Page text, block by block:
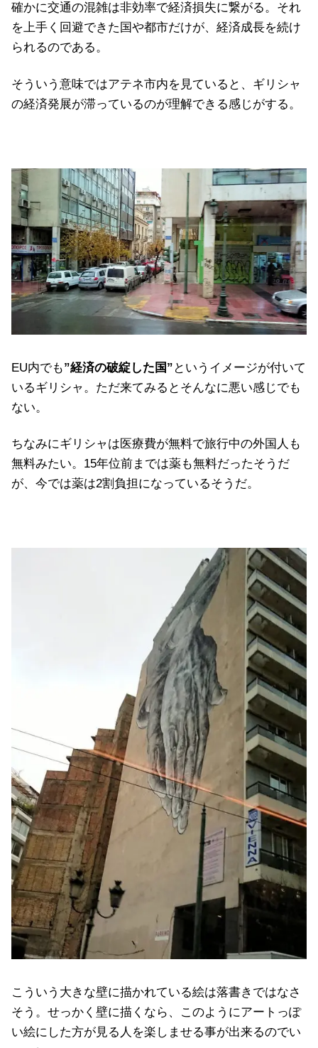
確かに交通の混雑は非効率で経済損失に繋がる。それ
を上手く回避できた国や都市だけが、経済成長を続け
られるのである。
そういう意味ではアテネ市内を見ていると、ギリシャ
の経済発展が滞っているのが理解できる感じがする。
EU内でも”経済の破綻した国” というイメージが付いて
いるギリシャ。ただ来てみるとそんなに悪い感じでも
ない。
ちなみにギリシャは医療費が無料で旅行中の外国人も
無料みたい。15年位前までは薬も無料だったそうだ
が、今では薬は2割負担になっているそうだ。
こういう大きな壁に描かれている絵は落書きではなさ
そう。せっかく壁に描くなら、このようにアートっぽ
い絵にした方が見る人を楽しませる事が出来るのでい